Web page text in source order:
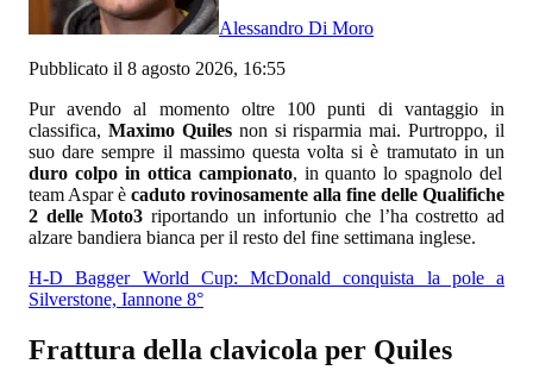
Alessandro Di Moro
Pubblicato il 8 agosto 2026, 16:55
Pur avendo al momento oltre 100 punti di vantaggio in
classifica, Maximo Quiles non si risparmia mai. Purtroppo, il
suo dare sempre il massimo questa volta si è tramutato in un
duro colpo in ottica campionato, in quanto lo spagnolo del
team Aspar è caduto rovinosamente alla fine delle Qualifiche
2 delle Moto3 riportando un infortunio che l’ha costretto ad
alzare bandiera bianca per il resto del fine settimana inglese.
H-D Bagger World Cup: McDonald conquista la pole a
Silverstone, Iannone 8°
Frattura della clavicola per Quiles